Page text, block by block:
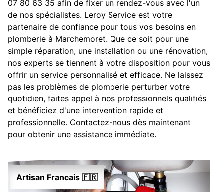
07 80 63 35 afin de fixer un rendez-vous avec l'un
de nos spécialistes. Leroy Service est votre
partenaire de confiance pour tous vos besoins en
plomberie à Marchemoret. Que ce soit pour une
simple réparation, une installation ou une rénovation,
nos experts se tiennent à votre disposition pour vous
offrir un service personnalisé et efficace. Ne laissez
pas les problèmes de plomberie perturber votre
quotidien, faites appel à nos professionnels qualifiés
et bénéficiez d'une intervention rapide et
professionnelle. Contactez-nous dès maintenant
pour obtenir une assistance immédiate.
Artisan Francais 🇫🇷